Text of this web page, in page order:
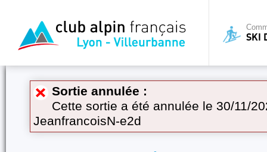
SKI
Sortie annulée :
Cette sortie a été annulée le 30/11/
JeanfrancoisN-e2d